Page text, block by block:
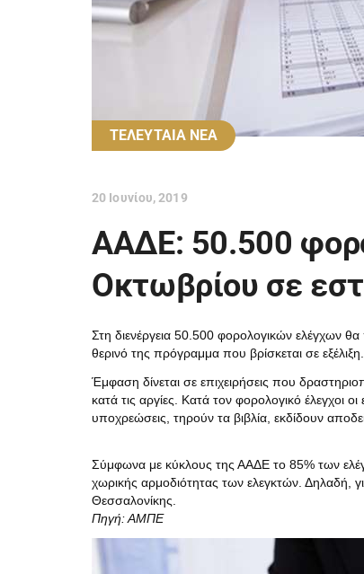
ΤΕΛΕΥΤΑΙΑ ΝΕΑ
20 Ιουνίου, 2019
ΑΑΔΕ: 50.500
Οκτωβρίου σε
Στη διενέργεια 50.500 φορολογικών ελέγχων
θερινό της πρόγραμμα που βρίσκεται σε εξέλιξη.
Έμφαση δίνεται σε επιχειρήσεις που
κατά τις αργίες. Κατά τον φορολογικό έλεγχοι
υποχρεώσεις, τηρούν τα βιβλία, εκδίδουν
Σύμφωνα με κύκλους της ΑΑΔΕ το 85% των
χωρικής αρμοδιότητας των ελεγκτών. Δηλαδή,
Θεσσαλονίκης.
Πηγή: ΑΜΠΕ